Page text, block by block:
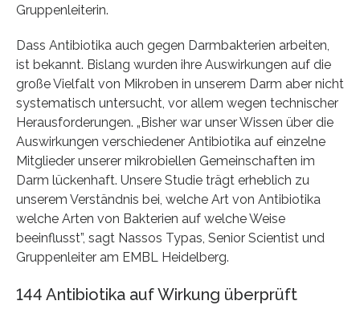
Gruppenleiterin.
Dass Antibiotika auch gegen Darmbakterien arbeiten,
ist bekannt. Bislang wurden ihre Auswirkungen auf die
große Vielfalt von Mikroben in unserem Darm aber nicht
systematisch untersucht, vor allem wegen technischer
Herausforderungen. „Bisher war unser Wissen über die
Auswirkungen verschiedener Antibiotika auf einzelne
Mitglieder unserer mikrobiellen Gemeinschaften im
Darm lückenhaft. Unsere Studie trägt erheblich zu
unserem Verständnis bei, welche Art von Antibiotika
welche Arten von Bakterien auf welche Weise
beeinflusst”, sagt Nassos Typas, Senior Scientist und
Gruppenleiter am EMBL Heidelberg.
144 Antibiotika auf Wirkung überprüft